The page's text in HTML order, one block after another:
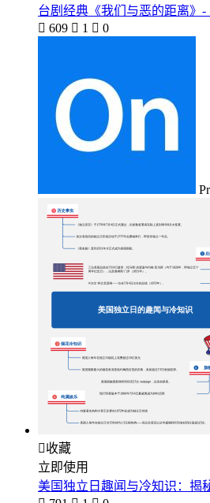
台剧经典《我们与恶的距离》
 609  1  0
收藏
立即使用
美国独立日趣闻与冷知识：揭